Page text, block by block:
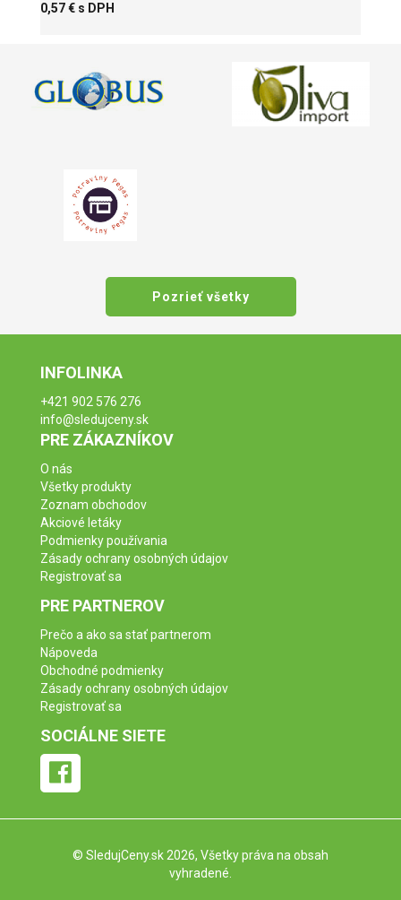
0,57 € s DPH
Pozrieť všetky
INFOLINKA
+421 902 576 276
info@sledujceny.sk
PRE ZÁKAZNÍKOV
O nás
Všetky produkty
Zoznam obchodov
Akciové letáky
Podmienky používania
Zásady ochrany osobných údajov
Registrovať sa
PRE PARTNEROV
Prečo a ako sa stať partnerom
Nápoveda
Obchodné podmienky
Zásady ochrany osobných údajov
Registrovať sa
SOCIÁLNE SIETE
© SledujCeny.sk 2026, Všetky práva na obsah
vyhradené.